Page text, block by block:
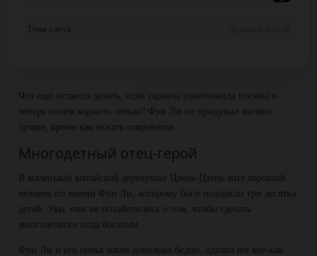
Тема слота:
Что еще остается делать, если саранча уничтожила посевы и
теперь нечем кормить семью? Фун Ли не придумал ничего
лучше, кроме как искать сокровища…
Многодетный отец-герой
В маленькой китайской деревушке Цзень-Цзень жил хороший
человек по имени Фун Ли, которому боги подарили три десятка
детей. Увы, они не позаботились о том, чтобы сделать
многодетного отца богатым.
Фун Ли и его семья жили довольно бедно, однако им кое-как